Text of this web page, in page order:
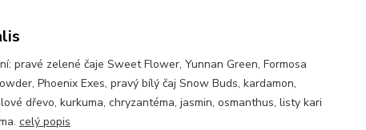
pravé zelené čaje Sweet Flower, Yunnan Green, Formosa
Phoenix Exes, pravý bílý čaj Snow Buds, kardamon,
dřevo, kurkuma, chryzantéma, jasmin, osmanthus, listy kari
celý popis